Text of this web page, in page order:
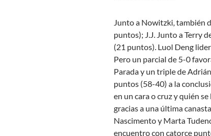
Junto a Nowitzki, también
puntos); J.J. Junto a Terry
(21 puntos). Luol Deng
Pero un parcial de 5-0
Parada y un triple de
puntos (58-40) a la
en un cara o cruz y quién
gracias a una última
Nascimento y Marta
encuentro con catorce